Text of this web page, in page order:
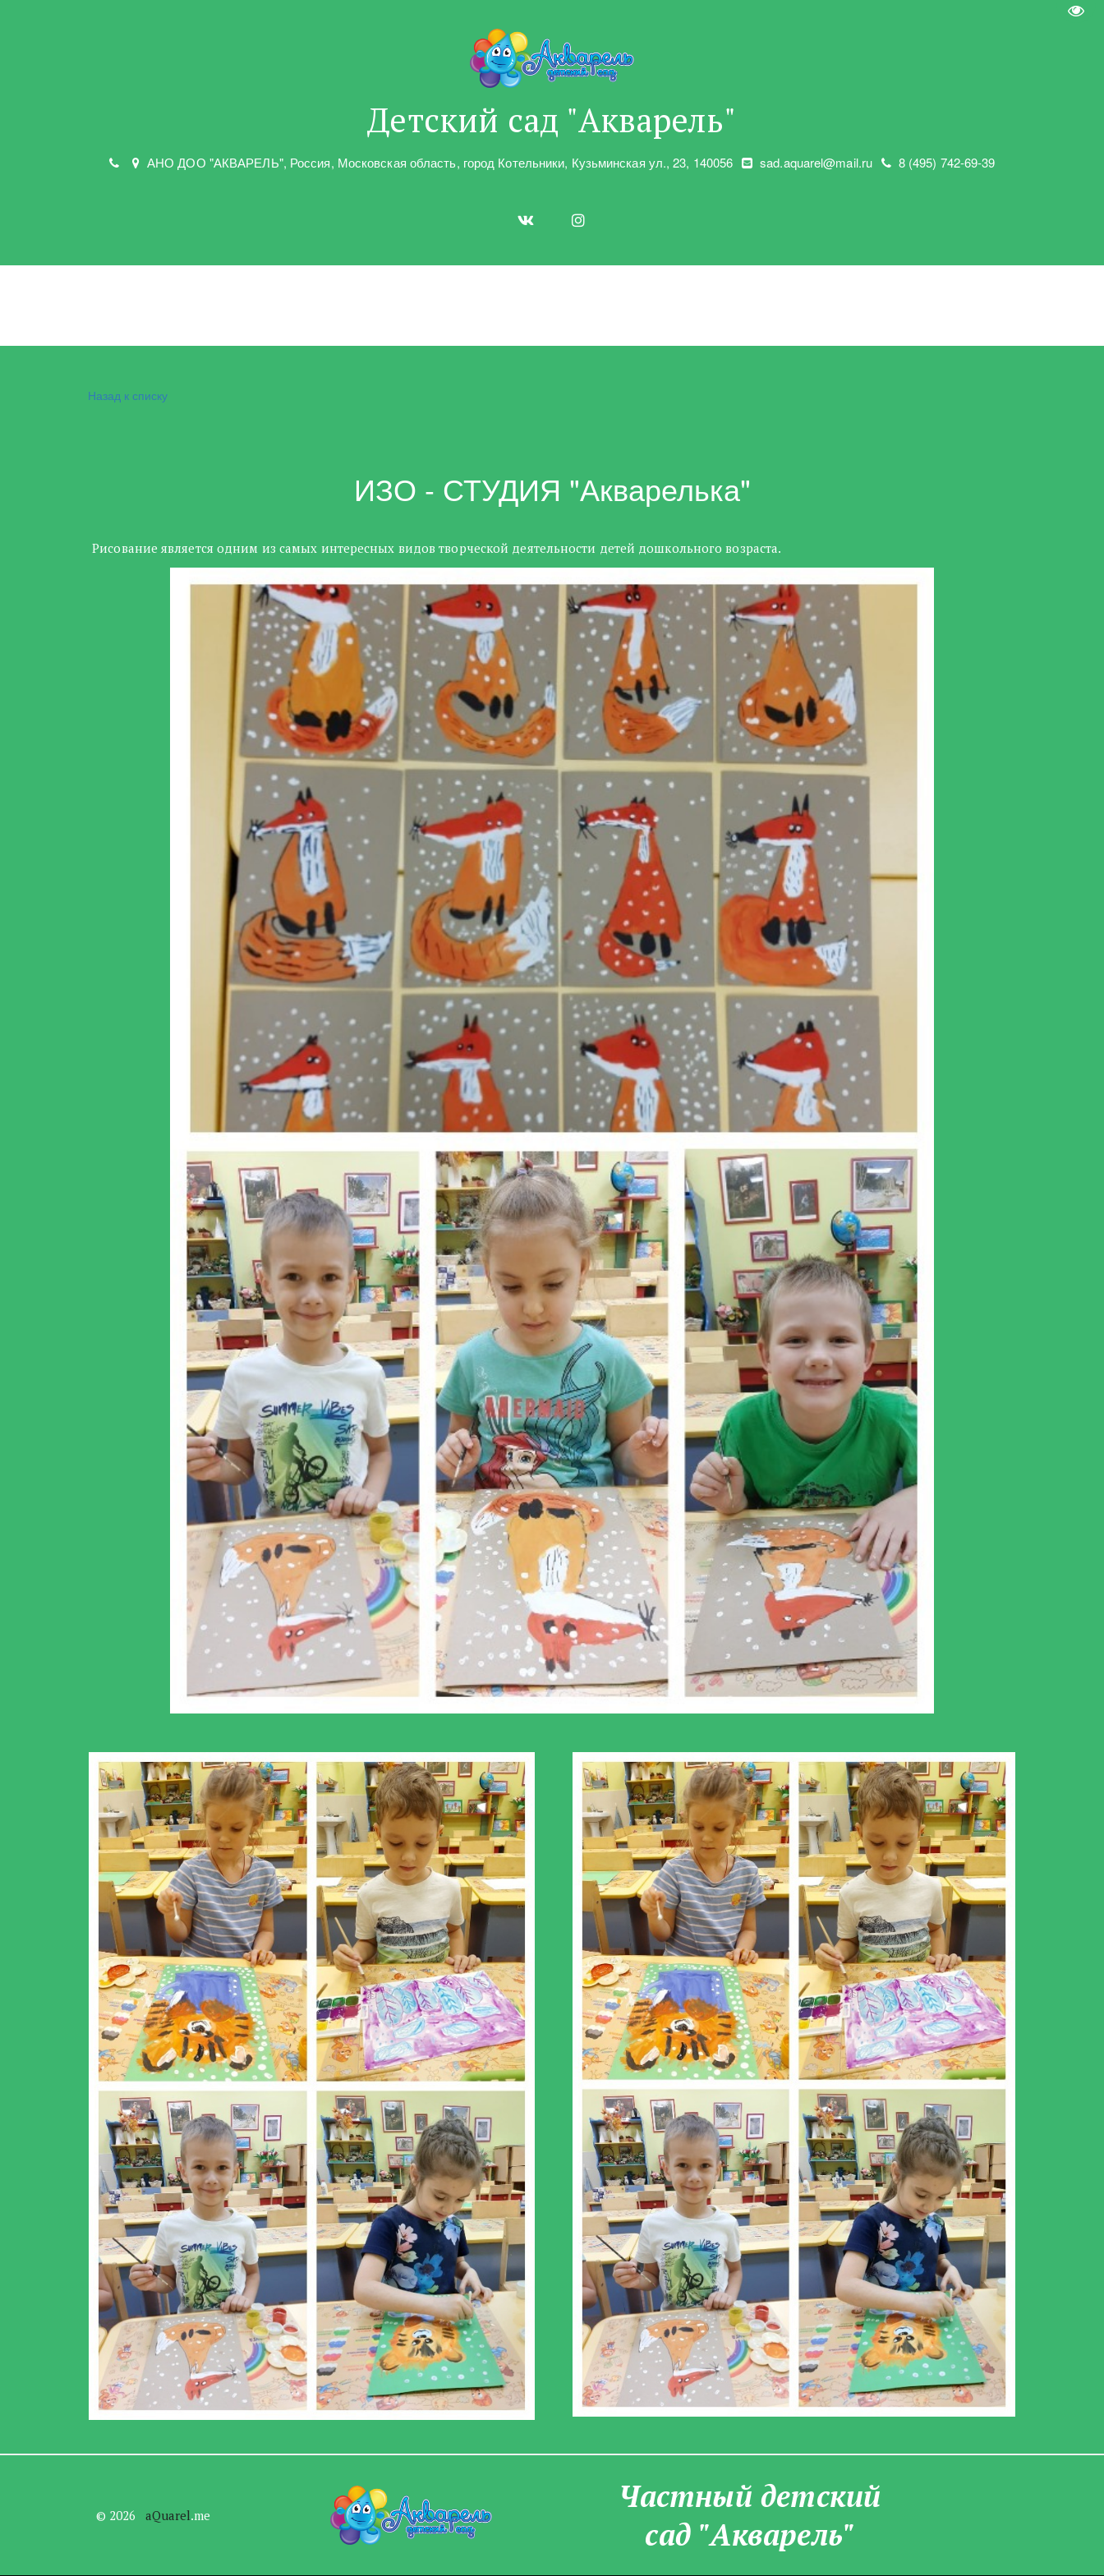
Детский сад "Акварель"
АНО ДОО "АКВАРЕЛЬ", Россия, Московская область, город Котельники, Кузьминская ул.,23, 140056 sad.aquarel@mail.ru 8 (495) 742-69-39
Назад к списку
ИЗО - СТУДИЯ "Акварелька"
Рисование является одним из самых интересных видов творческой деятельности детей дошкольного возраста.
© 2026 aQuarel.me
Частны­­й детский
сад "Акварель"